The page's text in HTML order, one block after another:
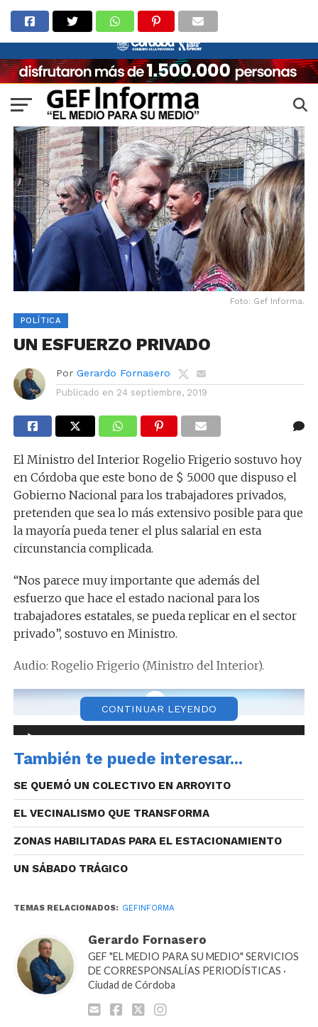
Foto: Gef Informa.
POLÍTICA
UN ESFUERZO PRIVADO
Por Gerardo Fornasero
Publicado en 24 septiembre, 2019
El Ministro del Interior Rogelio Frigerio sostuvo hoy
en Córdoba que este bono de $ 5.000 que dispuso el
Gobierno Nacional para los trabajadores privados,
pretenden que sea lo más extensivo posible para que
la mayoría pueda tener el plus salarial en esta
circunstancia complicada.
“Nos parece muy importante que además del
esfuerzo que hace el estado nacional para los
trabajadores estatales, se pueda replicar en el sector
privado”, sostuvo en Ministro.
Audio: Rogelio Frigerio (Ministro del Interior).
Reproductor
de
audio
Con respecto a si se podrá o no pagar en cuota,
Frigerio dijo que todavía está en discusión y que
quieren resolverlo en el corto plazo, atendiendo a las
distintas situaciones particulares.
CONTINUAR LEYENDO
También te puede interesar...
SE QUEMÓ UN COLECTIVO EN ARROYITO
EL VECINALISMO QUE TRANSFORMA
ZONAS HABILITADAS PARA EL ESTACIONAMIENTO
UN SÁBADO TRÁGICO
TEMAS RELACIONADOS: GEFINFORMA
Gerardo Fornasero
GEF "EL MEDIO PARA SU MEDIO" SERVICIOS
DE CORRESPONSALÍAS PERIODÍSTICAS ·
Ciudad de Córdoba